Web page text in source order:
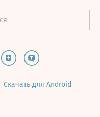
Скачать для Android